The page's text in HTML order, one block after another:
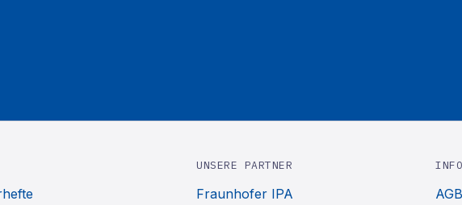
UNSERE PARTNER
Fraunhofer IPA
INFO
AGB